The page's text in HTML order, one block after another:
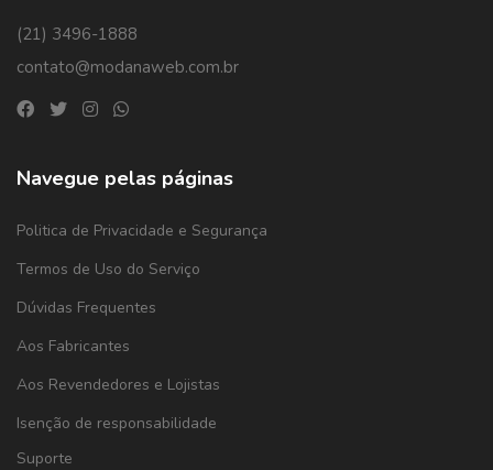
(21) 3496-1888
contato@modanaweb.com.br
Navegue pelas páginas
Politica de Privacidade e Segurança
Termos de Uso do Serviço
Dúvidas Frequentes
Aos Fabricantes
Aos Revendedores e Lojistas
Isenção de responsabilidade
Suporte